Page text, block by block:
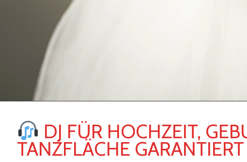
DJ FÜR HOCHZEIT,
TANZFLÄCHE GARANTIERT